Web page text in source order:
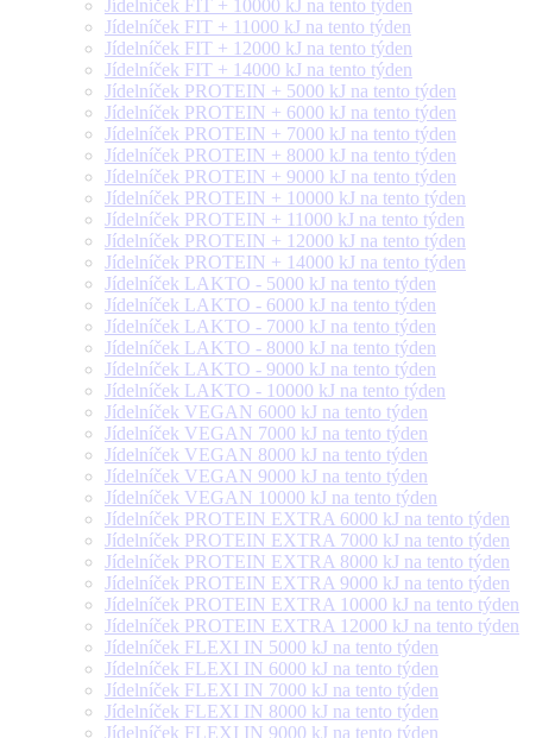
Jídelníček FIT + 10000 kJ na tento týden
Jídelníček FIT + 11000 kJ na tento týden
Jídelníček FIT + 12000 kJ na tento týden
Jídelníček FIT + 14000 kJ na tento týden
Jídelníček PROTEIN + 5000 kJ na tento týden
Jídelníček PROTEIN + 6000 kJ na tento týden
Jídelníček PROTEIN + 7000 kJ na tento týden
Jídelníček PROTEIN + 8000 kJ na tento týden
Jídelníček PROTEIN + 9000 kJ na tento týden
Jídelníček PROTEIN + 10000 kJ na tento týden
Jídelníček PROTEIN + 11000 kJ na tento týden
Jídelníček PROTEIN + 12000 kJ na tento týden
Jídelníček PROTEIN + 14000 kJ na tento týden
Jídelníček LAKTO - 5000 kJ na tento týden
Jídelníček LAKTO - 6000 kJ na tento týden
Jídelníček LAKTO - 7000 kJ na tento týden
Jídelníček LAKTO - 8000 kJ na tento týden
Jídelníček LAKTO - 9000 kJ na tento týden
Jídelníček LAKTO - 10000 kJ na tento týden
Jídelníček VEGAN 6000 kJ na tento týden
Jídelníček VEGAN 7000 kJ na tento týden
Jídelníček VEGAN 8000 kJ na tento týden
Jídelníček VEGAN 9000 kJ na tento týden
Jídelníček VEGAN 10000 kJ na tento týden
Jídelníček PROTEIN EXTRA 6000 kJ na tento týden
Jídelníček PROTEIN EXTRA 7000 kJ na tento týden
Jídelníček PROTEIN EXTRA 8000 kJ na tento týden
Jídelníček PROTEIN EXTRA 9000 kJ na tento týden
Jídelníček PROTEIN EXTRA 10000 kJ na tento týden
Jídelníček PROTEIN EXTRA 12000 kJ na tento týden
Jídelníček FLEXI IN 5000 kJ na tento týden
Jídelníček FLEXI IN 6000 kJ na tento týden
Jídelníček FLEXI IN 7000 kJ na tento týden
Jídelníček FLEXI IN 8000 kJ na tento týden
Jídelníček FLEXI IN 9000 kJ na tento týden